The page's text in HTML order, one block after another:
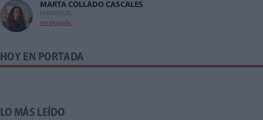
MARTA COLLADO CASCALES
PERIODISTA
Ver biografía
HOY EN PORTADA
LO MÁS LEÍDO